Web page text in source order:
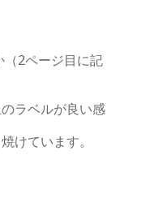
2ページ目に記
ラベルが良い感
けています。